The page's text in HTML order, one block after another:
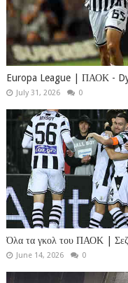
Europa League | ΠΑΟΚ -
July 31, 2026 0
Όλα τα γκολ του ΠΑΟΚ |
June 14, 2026 0